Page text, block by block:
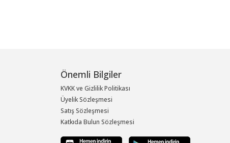
Önemli Bilgiler
KVKK ve Gizlilik Politikası
Üyelik Sözleşmesi
Satış Sözleşmesi
Katkıda Bulun Sözleşmesi